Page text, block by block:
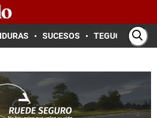
SUCESOS TEGUCIGALPA